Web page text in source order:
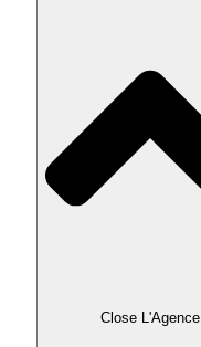
Close L'Agence